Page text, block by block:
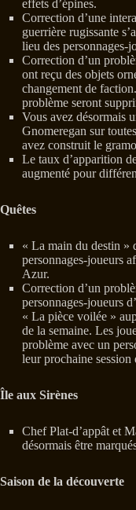
effets d’épines.
Correction d’une
guerrière rugissante
lieu des personnages-
Correction d’un
ont reçu des objets
changement de
problème seront
Vous avez désormais
Gnomeregan sur
avez construit le
Le taux d’apparition
augmenté pour
Quêtes
« La main du destin »
personnages-joueurs
Azur.
Correction d’un
personnages-joueurs
« La pièce voilée »
de la semaine. Les
problème avec un
leur prochaine
Île aux Sirènes
Chef Plat-d’appât et
désormais être
Saison de la découverte